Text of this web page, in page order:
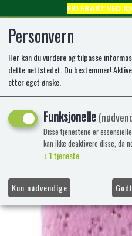
FRI FRAKT VED
DAGBOK PLYSJ
ROSA MED LÅS
Personvern
Her kan du vurdere og tilpasse
dette nettstedet. Du bestemmer!
etter eget ønske.
Funksjonelle
Disse tjenestene er
kan ikke deaktivere disse, da
↓ 1tjeneste
Kun nødvendige